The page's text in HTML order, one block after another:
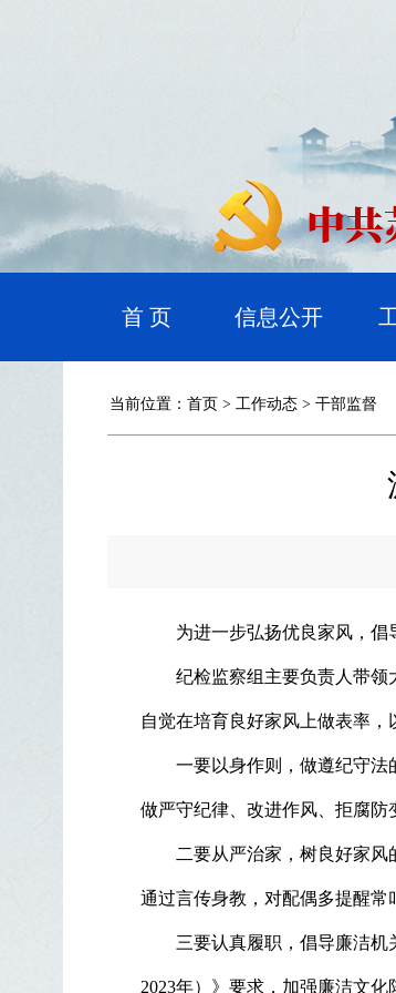
首 页 信息公开
当前位置： 首页 > 工作动态 > 干部监督
为进一步弘扬优良家风，倡
纪检监察组主要负责人带领
自觉在培育良好家风上做表率，
一要以身作则，做遵纪守法
做严守纪律、改进作风、拒腐防
二要从严治家，树良好家
通过言传身教，对配偶多提醒常
三要认真履职，倡导廉洁
2023年）》要求，加强廉洁文